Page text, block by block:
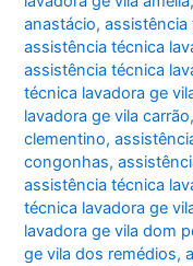
anastácio,assistência
assistência técnica
assistência técnica
técnica lavadora ge
lavadora ge vila carrão
clementino,
congonhas,
assistência técnica
técnica lavadora ge
lavadora ge vila dom
ge vila dos remédios,